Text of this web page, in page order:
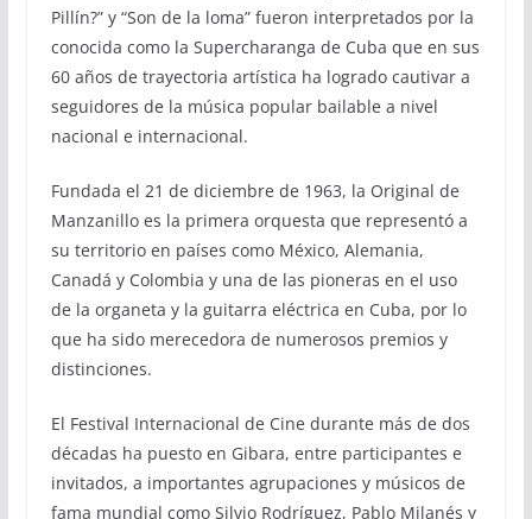
Pillín?” y “Son de la loma” fueron interpretados por la
conocida como la Supercharanga de Cuba que en sus
60 años de trayectoria artística ha logrado cautivar a
seguidores de la música popular bailable a nivel
nacional e internacional.
Fundada el 21 de diciembre de 1963, la Original de
Manzanillo es la primera orquesta que representó a
su territorio en países como México, Alemania,
Canadá y Colombia y una de las pioneras en el uso
de la organeta y la guitarra eléctrica en Cuba, por lo
que ha sido merecedora de numerosos premios y
distinciones.
El Festival Internacional de Cine durante más de dos
décadas ha puesto en Gibara, entre participantes e
invitados, a importantes agrupaciones y músicos de
fama mundial como Silvio Rodríguez, Pablo Milanés y